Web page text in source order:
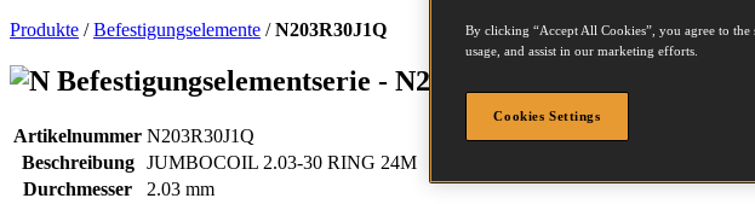
Produkte /Befestigungselemente /N203R30J1Q
Befestigungselementserie - N203R30J1Q
Artikelnummer N203R30J1Q
Beschreibung
JUMBOCOIL 2.03-30 RING 24M
Durchmesser
2.03 mm
By clicking “Accept All Cookies”, you agree to
usage, and assist in our marketing efforts.
Cookies Settings